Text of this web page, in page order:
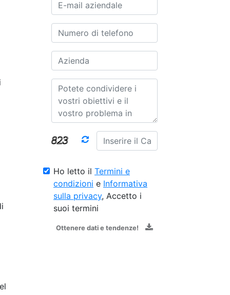
Ho letto il Termini e
condizioni e Informativa
sulla privacy, Accetto i
suoi termini
Ottenere dati e tendenze!